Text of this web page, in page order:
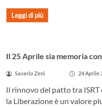
Leggi di più
Il 25 Aprile sia memoria
Saverio Zeni 24 Aprile
Il rinnovo del patto tra
la Liberazione è un valore